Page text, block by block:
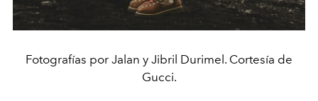
Fotografías por Jalan y Jibril Durimel. Cortesía de
Gucci.